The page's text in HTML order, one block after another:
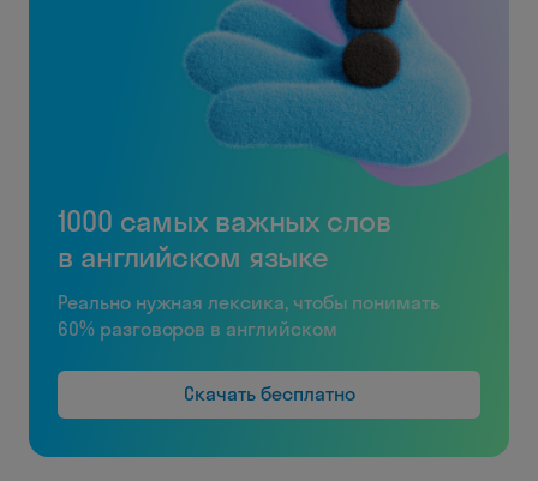
1000 самых важных слов
в английском языке
Реально нужная лексика, чтобы понимать
60% разговоров в английском
Скачать бесплатно